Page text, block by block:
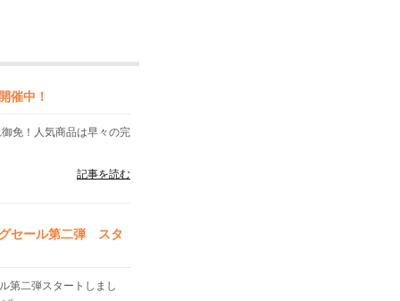
催中！
免！人気商品は早々の完
記事を読む
セール第二弾 スタ
第二弾スタートしまし